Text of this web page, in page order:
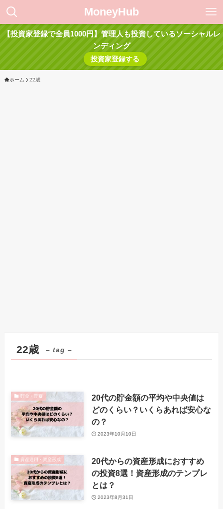
MoneyHub
【投資家登録で全員1000円】管理人も投資しているソーシャルレ
ンディング
投資家登録する
ホーム 22歳
22歳 – tag –
貯金・貯蓄
20代の貯金額の平均や中央値は
どのくらい？いくらあれば安心な
の？
2023年10月10日
資産運用・資産形成
20代からの資産形成におすすめ
の投資8選！資産形成のテンプレ
とは？
2023年8月31日